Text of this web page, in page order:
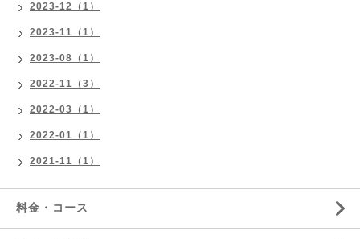
2023-12（1）
2023-11（1）
2023-08（1）
2022-11（3）
2022-03（1）
2022-01（1）
2021-11（1）
料金・コース